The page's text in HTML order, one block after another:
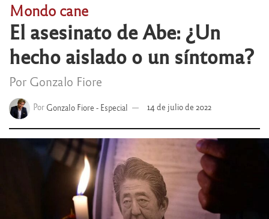
Mondo cane
El asesinato de Abe: ¿Un
hecho aislado o un síntoma?
Por Gonzalo Fiore
Por Gonzalo Fiore - Especial 14 de julio de 2022